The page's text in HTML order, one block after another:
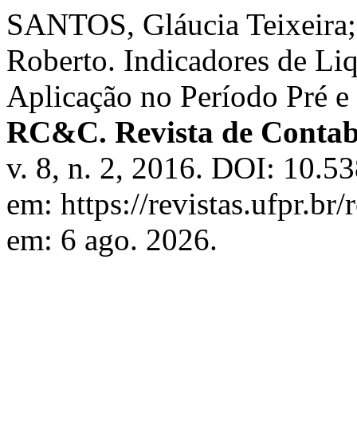
SANTOS, Gláucia
Roberto. Indicadores de
Aplicação no Período Pré
RC&C. Revista de
v. 8, n. 2, 2016. DOI:
em: https://
em: 6 ago. 2026.